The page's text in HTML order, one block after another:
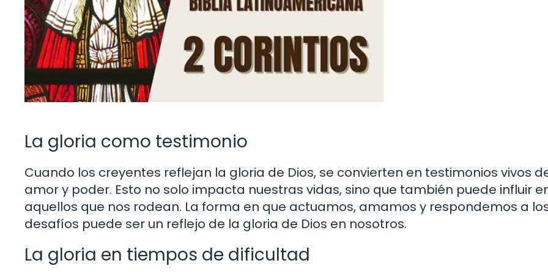
La gloria como testimonio
Cuando los creyentes reflejan la gloria de Dios, se convierten en testimonios vivos
amor y poder. Esto no solo impacta nuestras vidas, sino que también puede influir
aquellos que nos rodean. La forma en que actuamos, amamos y respondemos a
desafíos puede ser un reflejo de la gloria de Dios en nosotros.
La gloria en tiempos de dificultad